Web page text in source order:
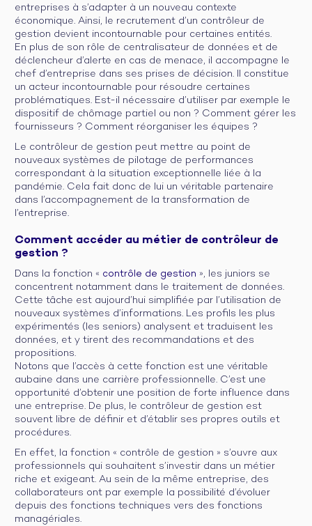
entreprises à s’adapter à un nouveau contexte
économique. Ainsi, le recrutement d’un contrôleur de
gestion devient incontournable pour certaines entités.
En plus de son rôle de centralisateur de données et de
déclencheur d’alerte en cas de menace, il accompagne le
chef d’entreprise dans ses prises de décision. Il constitue
un acteur incontournable pour résoudre certaines
problématiques. Est-il nécessaire d’utiliser par exemple le
dispositif de chômage partiel ou non ? Comment gérer les
fournisseurs ? Comment réorganiser les équipes ?
Le contrôleur de gestion peut mettre au point de
nouveaux systèmes de pilotage de performances
correspondant à la situation exceptionnelle liée à la
pandémie. Cela fait donc de lui un véritable partenaire
dans l’accompagnement de la transformation de
l’entreprise.
Comment accéder au métier de contrôleur de
gestion ?
Dans la fonction « contrôle de gestion », les juniors se
concentrent notamment dans le traitement de données.
Cette tâche est aujourd’hui simplifiée par l’utilisation de
nouveaux systèmes d’informations. Les profils les plus
expérimentés (les seniors) analysent et traduisent les
données, et y tirent des recommandations et des
propositions.
Notons que l’accès à cette fonction est une véritable
aubaine dans une carrière professionnelle. C’est une
opportunité d’obtenir une position de forte influence dans
une entreprise. De plus, le contrôleur de gestion est
souvent libre de définir et d’établir ses propres outils et
procédures.
En effet, la fonction « contrôle de gestion » s’ouvre aux
professionnels qui souhaitent s’investir dans un métier
riche et exigeant. Au sein de la même entreprise, des
collaborateurs ont par exemple la possibilité d’évoluer
depuis des fonctions techniques vers des fonctions
managériales.